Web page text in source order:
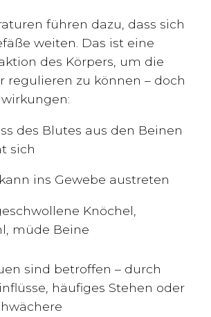
führen dazu, dass sich
weiten. Das ist eine
des Körpers, um die
regulieren zu können – doch
des Blutes aus den Beinen
sich
ins Gewebe austreten
Knöchel,
müde Beine
sind betroffen – durch
häufiges Stehen oder